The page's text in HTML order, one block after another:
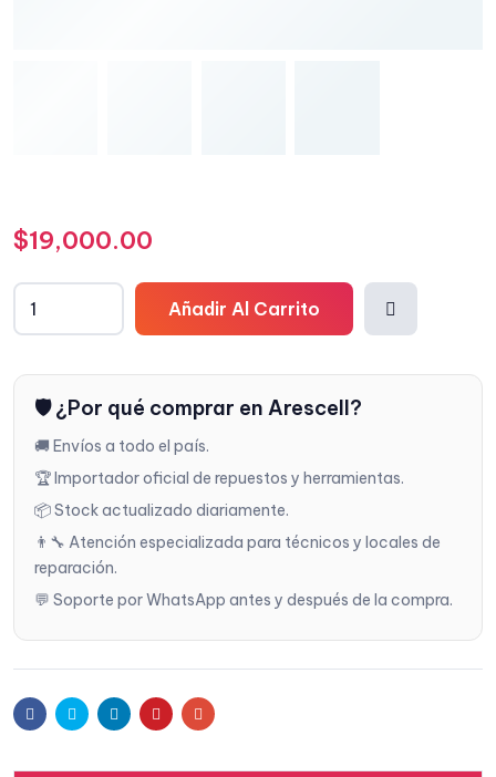
$19,000.00
Añadir Al Carrito
lista
🛡️ ¿Por qué comprar en Arescell?
🚚 Envíos a todo el país.
🏆 Importador oficial de repuestos y herramientas.
📦 Stock actualizado diariamente.
👨‍🔧 Atención especializada para técnicos y locales de
reparación.
💬 Soporte por WhatsApp antes y después de la compra.
FacebookTwitter LinkedinPinterestEmail